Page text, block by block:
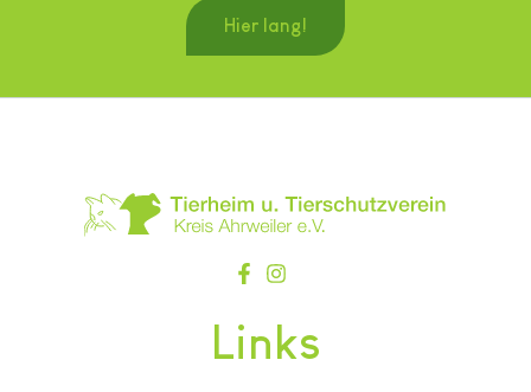
Hier lang!
Links